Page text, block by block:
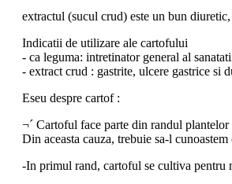
extractul (sucul crud) este un bun
Indicatii de utilizare ale cartofului
- ca leguma: intretinator general al
- extract crud : gastrite, ulcere gastrice si
Eseu despre cartof :
¬´ Cartoful face parte din randul
Din aceasta cauza, trebuie sa-l
-In primul rand, cartoful se cultiva pentru